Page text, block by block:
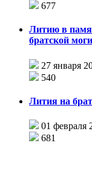
677
Литию в
братской
27 января
540
Лития на
01 февраля
681